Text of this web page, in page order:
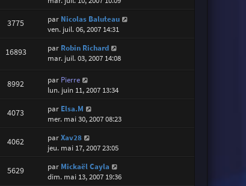
3775 par Nicolas Baluteau
ven. juil. 06, 2007 14:31
16893 par Robin Richard
mar. juil. 03, 2007 14:08
8992 par Pierre
lun. juin 11, 2007 13:34
4073 par Elsa.M
mer. mai 30, 2007 08:23
4062 parXav28
jeu. mai 17, 2007 23:05
5629 par Mickaël Cayla
dim. mai 13, 2007 19:36